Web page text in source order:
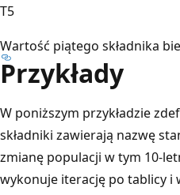
T5
Wartość piątego składnika
Przykłady
W poniższym przykładzie
składniki zawierają nazwę
zmianę populacji w tym 10-
wykonuje iterację po tablicy i